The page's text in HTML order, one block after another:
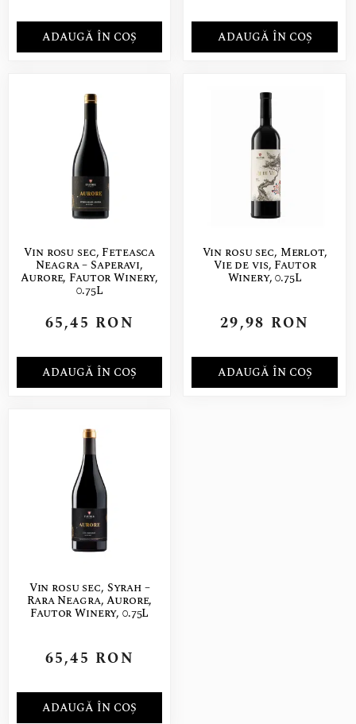
ADAUGĂ ÎN COȘ ADAUGĂ ÎN COȘ
Vin rosu sec, Feteasca
Neagra – Saperavi,
Aurore, Fautor Winery,
0.75L
65,45 RON
ADAUGĂ ÎN COȘ
Vin rosu sec, Merlot,
Vie de vis, Fautor
Winery, 0.75L
29,98 RON
ADAUGĂ ÎN COȘ
Vin rosu sec, Syrah –
Rara Neagra, Aurore,
Fautor Winery, 0.75L
65,45 RON
ADAUGĂ ÎN COȘ